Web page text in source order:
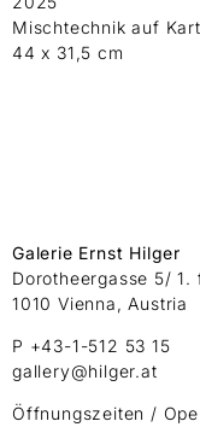
Mischtechnik auf
44 x 31,5 cm
Galerie Ernst Hilger
Dorotheergasse 5/ 1.
1010 Vienna, Austria
P +43-1-512 53 15
gallery@hilger.at
Öffnungszeiten /